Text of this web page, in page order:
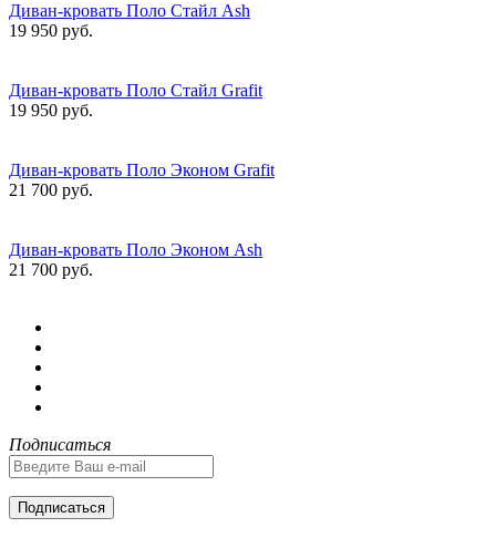
Диван-кровать Поло Стайл Ash
19 950 руб.
Диван-кровать Поло Стайл Grafit
19 950 руб.
Диван-кровать Поло Эконом Grafit
21 700 руб.
Диван-кровать Поло Эконом Ash
21 700 руб.
Подписаться
Подписаться